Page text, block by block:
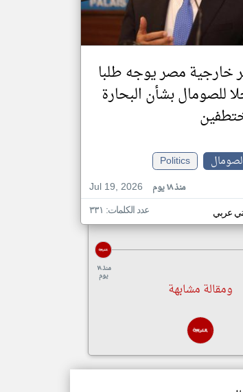
خارجية مصر يوجه طلبا
للصومال بشأن البحارة
Politics
Jul 19, 2026
منذ ١٨ يوم
عربي عدد الكلمات: ٣٣١
منذ ١٨
يوم
ومقالة مشابهة